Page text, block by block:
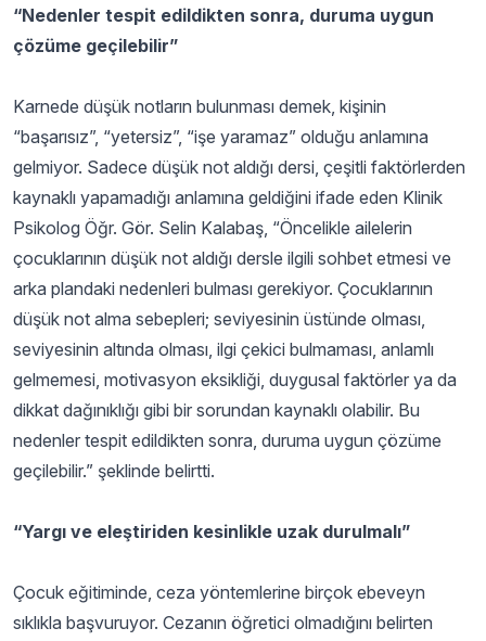
“Nedenler tespit edildikten sonra, duruma uygun
çözüme geçilebilir”
Karnede düşük notların bulunması demek, kişinin
“başarısız”, “yetersiz”, “işe yaramaz” olduğu anlamına
gelmiyor. Sadece düşük not aldığı dersi, çeşitli faktörlerden
kaynaklı yapamadığı anlamına geldiğini ifade eden Klinik
Psikolog Öğr. Gör. Selin Kalabaş, “Öncelikle ailelerin
çocuklarının düşük not aldığı dersle ilgili sohbet etmesi ve
arka plandaki nedenleri bulması gerekiyor. Çocuklarının
düşük not alma sebepleri; seviyesinin üstünde olması,
seviyesinin altında olması, ilgi çekici bulmaması, anlamlı
gelmemesi, motivasyon eksikliği, duygusal faktörler ya da
dikkat dağınıklığı gibi bir sorundan kaynaklı olabilir. Bu
nedenler tespit edildikten sonra, duruma uygun çözüme
geçilebilir.” şeklinde belirtti.
“Yargı ve eleştiriden kesinlikle uzak durulmalı”
Çocuk eğitiminde, ceza yöntemlerine birçok ebeveyn
sıklıkla başvuruyor. Cezanın öğretici olmadığını belirten